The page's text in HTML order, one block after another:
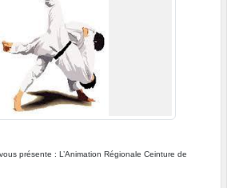
présente : L’Animation Régionale Ceinture de